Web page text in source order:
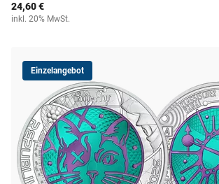
24,60 €
inkl. 20% MwSt.
Einzelangebot